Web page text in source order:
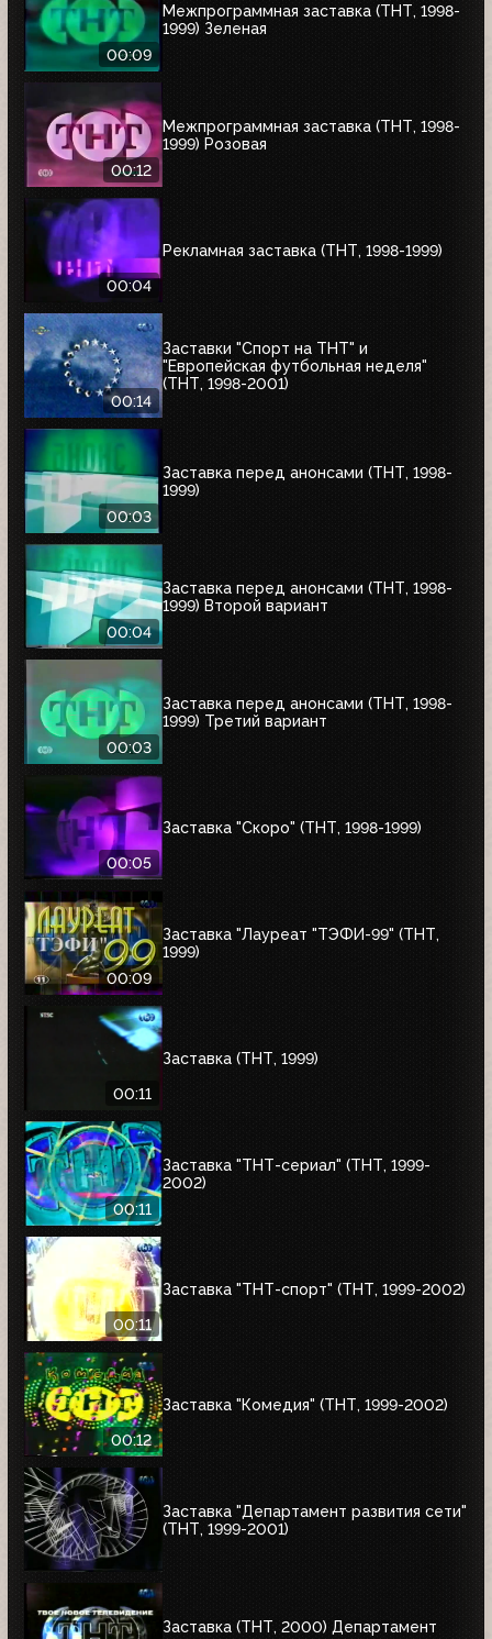
00:09
Межпрограммная заставка (ТНТ, 1998-
1999) Зеленая
00:12
Межпрограммная заставка (ТНТ, 1998-
1999) Розовая
00:04
Рекламная заставка (ТНТ, 1998-1999)
00:14
Заставки "Спорт на ТНТ" и
"Европейская футбольная неделя"
(ТНТ, 1998-2001)
00:03
Заставка перед анонсами (ТНТ, 1998-
1999)
00:04
Заставка перед анонсами (ТНТ, 1998-
1999) Второй вариант
00:03
Заставка перед анонсами (ТНТ, 1998-
1999) Третий вариант
00:05
Заставка "Скоро" (ТНТ, 1998-1999)
00:09
Заставка "Лауреат "ТЭФИ-99" (ТНТ,
1999)
00:11
Заставка (ТНТ, 1999)
00:11
Заставка "ТНТ-сериал" (ТНТ, 1999-
2002)
00:11
Заставка "ТНТ-спорт" (ТНТ, 1999-2002)
00:12
Заставка "Комедия" (ТНТ, 1999-2002)
Заставка "Департамент развития сети"
(ТНТ, 1999-2001)
Заставка (ТНТ, 2000) Департамент